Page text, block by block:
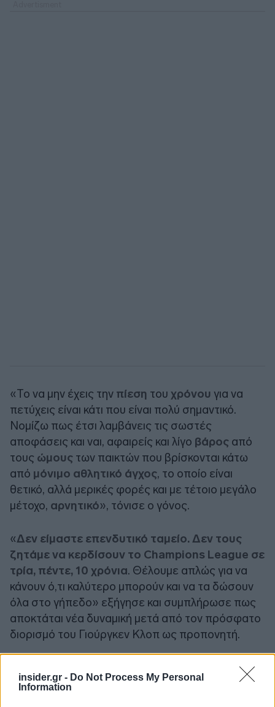
insider.gr - Do Not Process My Personal
Information
«Το να μην έχεις την πίεση του χρόνου για να
πετύχεις είναι κάτι που είναι πολύ σημαντικό.
Νομίζω πως έτσι λαμβάνεις τις σωστές
αποφάσεις και ναι, αφαιρείς και λίγο βάρος από
τους ώμους των παικτών που βρίσκονται κάτω
από μόνιμο αθλητικό άγχος, το οποίο είναι
θετικό, αλλά μερικές φορές και με τέτοιο μεγάλο
μέτοχο, αρνητικό», τόνισε ο γόνος.
«Δεν είμαστε επενδυτικό ταμείο. Δεν τους
ζητάμε να κερδίσουν το Champions League σε
τρία, πέντε, 10 χρόνια. Θέλουμε απλώς για να
κάνουν ό,τι καλύτερο μπορούν και να τα δώσουν
όλα στο γήπεδο» εξήγησε και συμπλήρωσε πως
αποκτάται νέα δυναμική μετά από τον πρόσφατο
διορισμό του Γιούργκεν Κλοπ ως προπονητή.
Πολλοί ισχυροί επιχειρηματικοί παράγοντες που
βλέπουν τις αθλητικές ομάδες υψηλού προφίλ ως